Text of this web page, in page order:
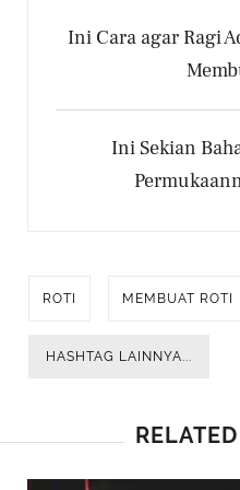
Ini Cara agar Ragi
Ini Sekian
ROTI MEMBUAT ROTI
HASHTAG LAINNYA...